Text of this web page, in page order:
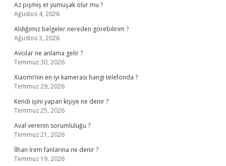
Az pişmiş et yumuşak olur mu ?
Ağustos 4, 2026
Aldığımız belgeler nereden görebilirim ?
Ağustos 3, 2026
Avcılar ne anlama gelir ?
Temmuz 30, 2026
Xiaomi’nin en iyi kamerası hangi telefonda ?
Temmuz 29, 2026
Kendi işini yapan kişiye ne denir ?
Temmuz 25, 2026
Aval verenin sorumluluğu ?
Temmuz 21, 2026
İlhan İrem fanlarına ne denir ?
Temmuz 19, 2026